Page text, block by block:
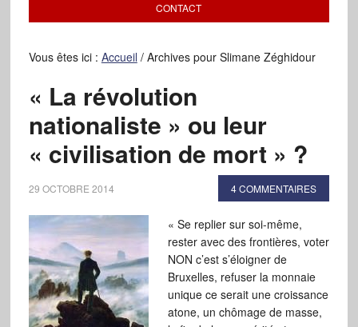
CONTACT
Vous êtes ici : Accueil /Archives pour Slimane Zéghidour
« La révolution
nationaliste » ou leur
« civilisation de mort » ?
29 OCTOBRE 2014 4 COMMENTAIRES
« Se replier sur soi-même,
rester avec des frontières, voter
NON c’est s’éloigner de
Bruxelles, refuser la monnaie
unique ce serait une croissance
atone, un chômage de masse,